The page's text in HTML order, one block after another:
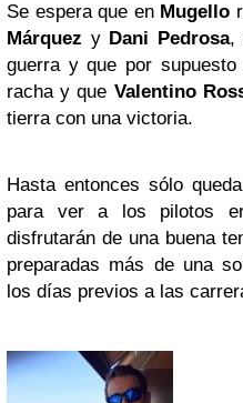
Se espera que en Mugello
Márquez y Dani Pedrosa,
guerra y que por
racha y que Valentino
tierra con una victoria.
Hasta entonces sólo
para ver a los pilotos
disfrutarán de una buena
preparadas más de una
los días previos a las